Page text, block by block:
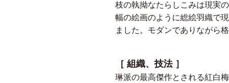
枝の執拗なたらしこみは現実
幅の絵画のように総絵羽織で
ました。モダンでありながら
［ 組織、技法 ］
琳派の最高傑作とされる紅白